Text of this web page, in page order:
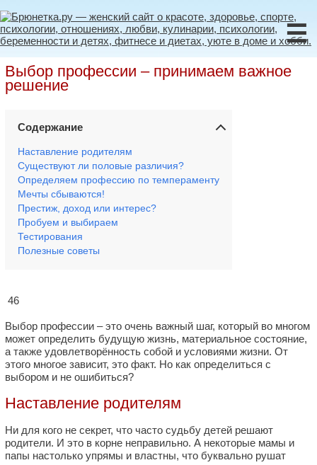
☰
Выбор профессии – принимаем важное
решение
Содержание
Наставление родителям
Существуют ли половые различия?
Определяем профессию по темпераменту
Мечты сбываются!
Престиж, доход или интерес?
Пробуем и выбираем
Тестирования
Полезные советы
46
Выбор профессии – это очень важный шаг, который во многом
может определить будущую жизнь, материальное состояние,
а также удовлетворённость собой и условиями жизни. От
этого многое зависит, это факт. Но как определиться с
выбором и не ошибиться?
Наставление родителям
Ни для кого не секрет, что часто судьбу детей решают
родители. И это в корне неправильно. А некоторые мамы и
папы настолько упрямы и властны, что буквально рушат